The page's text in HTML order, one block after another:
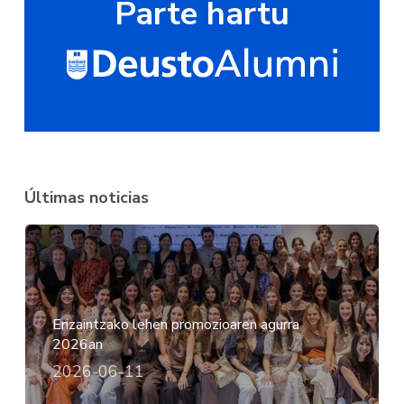
Parte hartu
Últimas noticias
Erizaintzako lehen promozioaren agurra
2026an
2026-06-11